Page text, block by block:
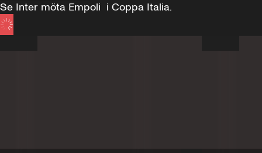
Se Inter möta Empoli  i Coppa Italia.